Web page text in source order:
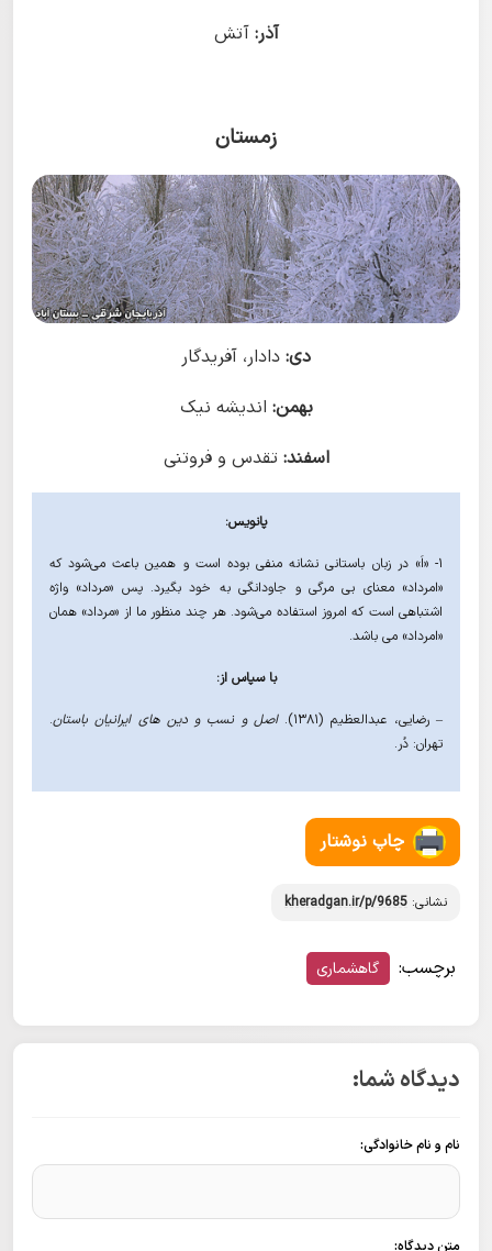
آذر: آتش
زمستان
دی: دادار، آفریدگار
بهمن: اندیشه نیک
اسفند: تقدس و فروتنی
پانویس:
۱- «اَ» در زبان باستانی نشانه منفی بوده است و همین باعث می‌شود که
«امرداد» معنای بی مرگی و جاودانگی به خود بگیرد. پس «مرداد» واژه
اشتباهی است که امروز استفاده می‌شود. هر چند منظور ما از «مرداد» همان
«امرداد» می باشد.
با سپاس از:
– رضایی، عبدالعظیم (۱۳۸۱). اصل و نسب و دین های ایرانیان باستان.
تهران: دُر.
چاپ نوشتار
نشانی: kheradgan.ir/p/9685
برچسب: گاهشماری
دیدگاه شما:
نام و نام خانوادگی: